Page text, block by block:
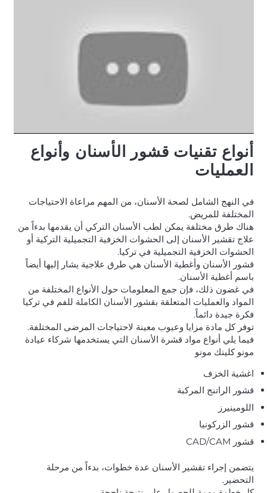
أنواع تقنيات قشور الأسنان وأنواع
العمليات
في النهج الشامل لصحة الأسنان، من المهم مراعاة الاحتياجات
المختلفة للمريض.
هناك طرق مختلفة يمكن لطب الأسنان التركي أن يقدمها بدءاً من
علاج تقشير الأسنان إلى الحشوات الخزفية التجميلية التركية أو
الحشوات الخزفية التجميلية في تركيا.
قشور الأسنان وأغطية الأسنان هي طرق علاجية يشار إليها أيضاً
باسم أغطية الأسنان.
في غضون ذلك، فإن جمع المعلومات حول الأنواع المختلفة من
المواد والعمليات المتعلقة بقشور الأسنان الكاملة للفم في تركيا
فكرة جيدة دائماً.
توفر كل مادة مزايا وعيوب معينة لاحتياجات المرضى المختلفة.
فيما يلي أنواع مواد قشرة الأسنان التي يستخدمها شركاء عيادة
مونو كلينك مونو
اغشية الخزف
قشور الراتنج المركبة
اللومينيرز
قشور الزركونيا
قشور CAD/CAM
يتضمن إجراء تقشير الأسنان عدة خطوات، بدءاً من مرحلة
التحضير.